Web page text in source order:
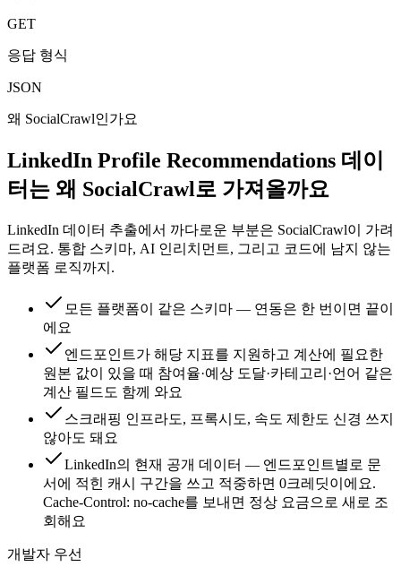
GET
응답 형식
JSON
왜 SocialCrawl인가요
LinkedIn Profile Recommendations 데이
터는 왜 SocialCrawl로 가져올까요
LinkedIn 데이터 추출에서 까다로운 부분은 SocialCrawl이 가려
드려요. 통합 스키마, AI 인리치먼트, 그리고 코드에 남지 않는
플랫폼 로직까지.
모든 플랫폼이 같은 스키마 — 연동은 한 번이면 끝이
에요
엔드포인트가 해당 지표를 지원하고 계산에 필요한
원본 값이 있을 때 참여율·예상 도달·카테고리·언어 같은
계산 필드도 함께 와요
스크래핑 인프라도, 프록시도, 속도 제한도 신경 쓰지
않아도 돼요
LinkedIn의 현재 공개 데이터 — 엔드포인트별로 문
서에 적힌 캐시 구간을 쓰고 적중하면 0크레딧이에요.
Cache-Control: no-cache를 보내면 정상 요금으로 새로 조
회해요
개발자 우선